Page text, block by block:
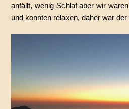
anfällt, wenig Schlaf aber wir
und konnten relaxen, daher war